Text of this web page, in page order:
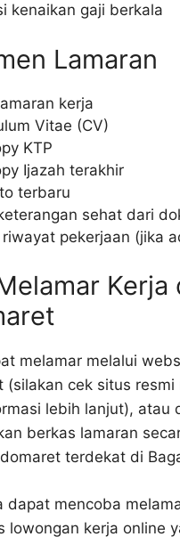
kenaikan gaji berkala
Lamaran
kerja
Vitae (CV)
KTP
Ijazah terakhir
terbaru
sehat dari
pekerjaan (jika
Kerja
melamar melalui
(silakan cek situs resmi
lebih lanjut), atau
berkas lamaran
terdekat di
dapat mencoba
lowongan kerja online